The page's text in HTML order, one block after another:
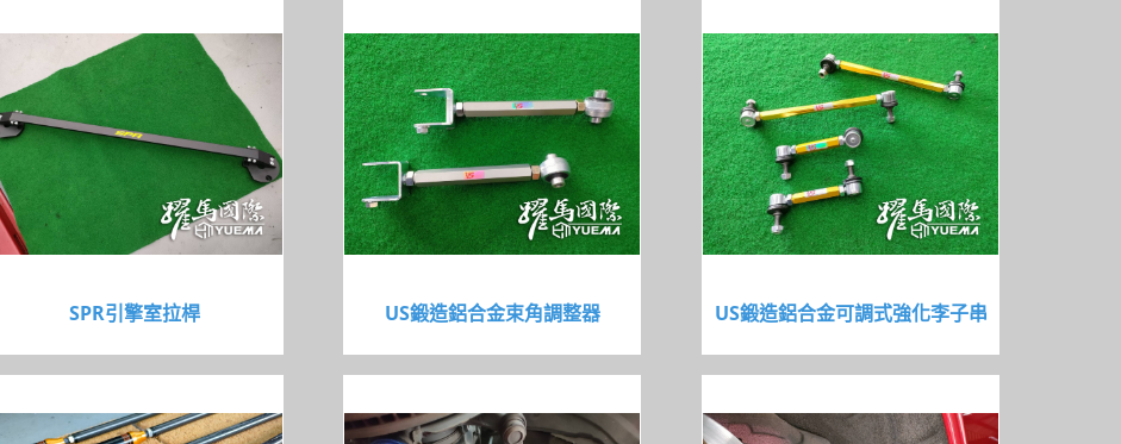
SPR引擎室拉桿 US鍛造鋁合金束角調整器 US鍛造鋁合金可調式強化李子串